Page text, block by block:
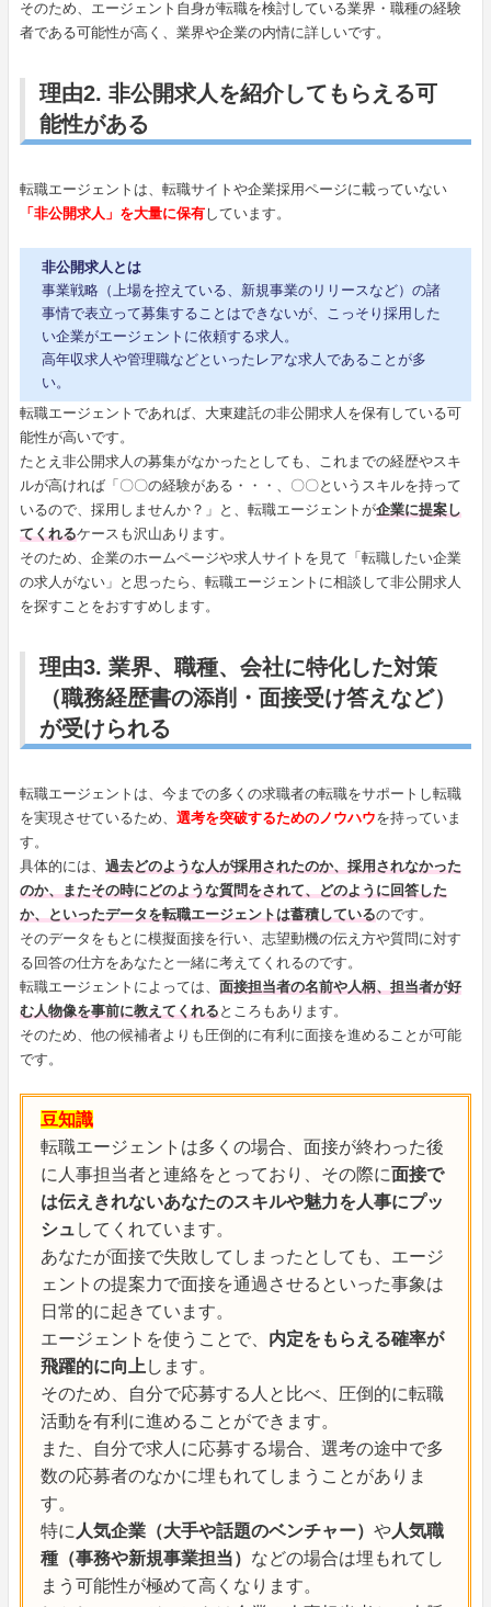
そのため、エージェント自身が転職を検討している業界・職種の経験
者である可能性が高く、業界や企業の内情に詳しいです。
理由2. 非公開求人を紹介してもらえる可
能性がある
転職エージェントは、転職サイトや企業採用ページに載っていない
「非公開求人」を大量に保有しています。
非公開求人とは
事業戦略（上場を控えている、新規事業のリリースなど）の諸
事情で表立って募集することはできないが、こっそり採用した
い企業がエージェントに依頼する求人。
高年収求人や管理職などといったレアな求人であることが多
い。
転職エージェントであれば、大東建託の非公開求人を保有している可
能性が高いです。
たとえ非公開求人の募集がなかったとしても、これまでの経歴やスキ
ルが高ければ「〇〇の経験がある・・・、〇〇というスキルを持って
いるので、採用しませんか？」と、転職エージェントが企業に提案し
てくれるケースも沢山あります。
そのため、企業のホームページや求人サイトを見て「転職したい企業
の求人がない」と思ったら、転職エージェントに相談して非公開求人
を探すことをおすすめします。
理由3. 業界、職種、会社に特化した対策
（職務経歴書の添削・面接受け答えなど）
が受けられる
転職エージェントは、今までの多くの求職者の転職をサポートし転職
を実現させているため、 選考を突破するためのノウハウを持っていま
す。
具体的には、 過去どのような人が採用されたのか、採用されなかった
のか、またその時にどのような質問をされて、どのように回答した
か、といったデータを転職エージェントは蓄積しているのです。
そのデータをもとに模擬面接を行い、志望動機の伝え方や質問に対す
る回答の仕方をあなたと一緒に考えてくれるのです。
転職エージェントによっては、 面接担当者の名前や人柄、担当者が好
む人物像を事前に教えてくれる ところもあります。
そのため、他の候補者よりも圧倒的に有利に面接を進めることが可能
です。
豆知識
転職エージェントは多くの場合、面接が終わった後
に人事担当者と連絡をとっており、その際に面接で
は伝えきれないあなたのスキルや魅力を人事にプッ
シュ してくれています。
あなたが面接で失敗してしまったとしても、エージ
ェントの提案力で面接を通過させるといった事象は
日常的に起きています。
エージェントを使うことで、 内定をもらえる確率が
飛躍的に向上 します。
そのため、自分で応募する人と比べ、圧倒的に転職
活動を有利に進めることができます。
また、自分で求人に応募する場合、選考の途中で多
数の応募者のなかに埋もれてしまうことがありま
す。
特に 人気企業（大手や話題のベンチャー） や人気職
種（事務や新規事業担当） などの場合は埋もれてし
まう可能性が極めて高くなります。